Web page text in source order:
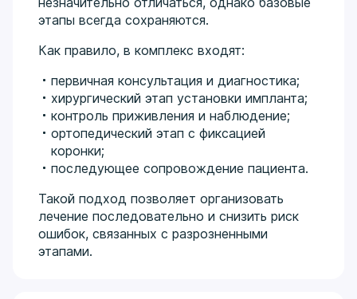
этапы всегда сохраняются.
Как правило, в комплекс входят:
первичная консультация и диагностика;
хирургический этап установки импланта;
контроль приживления и наблюдение;
ортопедический этап с фиксацией
коронки;
последующее сопровождение пациента.
Такой подход позволяет организовать
лечение последовательно и снизить риск
ошибок, связанных с разрозненными
этапами.